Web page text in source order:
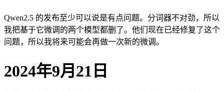
Qwen2.5 的发布至少可以说是有点问题。分词器不对劲，所以
我把基于它微调的两个模型都删了。他们现在已经修复了这个
问题，所以我将来可能会再做一次新的微调。
2024年9月21日